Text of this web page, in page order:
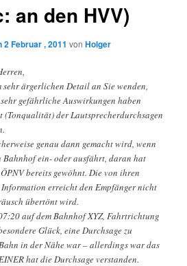
an den HVV)
2 Februar , 2011 vonHolger
ärgerlichen Detail an Sie wenden,
gefährliche Auswirkungen haben
der Lautsprecherdurchsagen
genau dann gemacht wird, wenn
Bahnhof ein- oder ausfährt, daran hat
bereits gewöhnt. Die von ihren
erreicht den Empfänger nicht
übertönt wird.
auf dem Bahnhof XYZ, Fahrtrichtung
Glück, eine Durchsage zu
in der Nähe war – allerdings war das
hat die Durchsage verstanden.